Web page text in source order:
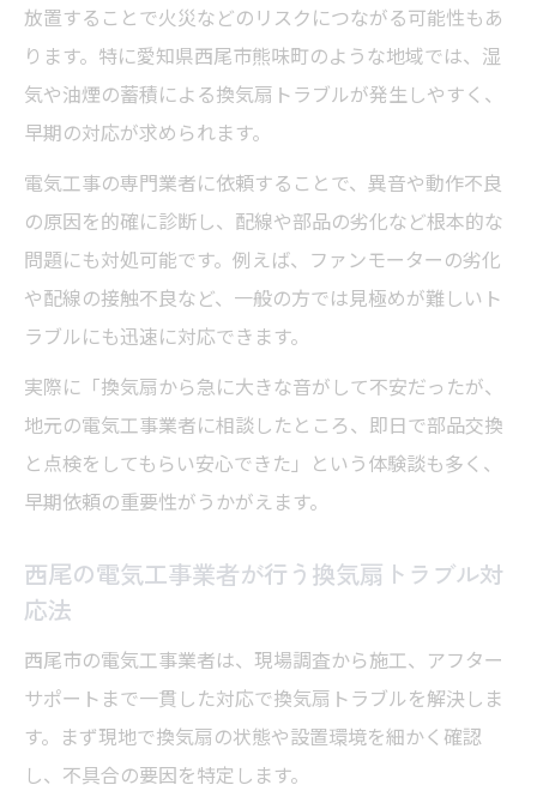
快適な空気と安心を電気工事が支える仕組
み
西尾 電気工事で実現する健康的な室内空間
換気扇交換と電気工事で空気の悩みを解消
する方法
電気工事による換気扇の適切な設置が快適
の鍵
西尾 電気工事で押さえる換気扇交換の流れ
と注意点
熊味町の換気扇交換で知っておきたい電気
電気工事士が解説する換気扇交換の失敗し
換気扇交換時の電気工事で大切なチェック
ポイント
西尾市で安心の換気扇交換を電気工事で実
現
放置することで火災などのリスクにつながる可能性もあ
ります。特に愛知県西尾市熊味町のような地域では、湿
気や油煙の蓄積による換気扇トラブルが発生しやすく、
早期の対応が求められます。
電気工事の専門業者に依頼することで、異音や動作不良
の原因を的確に診断し、配線や部品の劣化など根本的な
問題にも対処可能です。例えば、ファンモーターの劣化
や配線の接触不良など、一般の方では見極めが難しいト
ラブルにも迅速に対応できます。
実際に「換気扇から急に大きな音がして不安だったが、
地元の電気工事業者に相談したところ、即日で部品交換
と点検をしてもらい安心できた」という体験談も多く、
早期依頼の重要性がうかがえます。
西尾の電気工事業者が行う換気扇トラブル対
応法
西尾市の電気工事業者は、現場調査から施工、アフター
サポートまで一貫した対応で換気扇トラブルを解決しま
す。まず現地で換気扇の状態や設置環境を細かく確認
し、不具合の要因を特定します。